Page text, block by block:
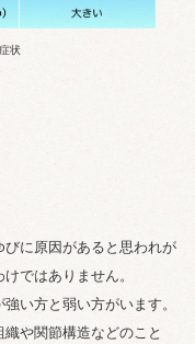
状
に原因があると思われが
ではありません。
い方と弱い方がいます。
や関節構造などのこと